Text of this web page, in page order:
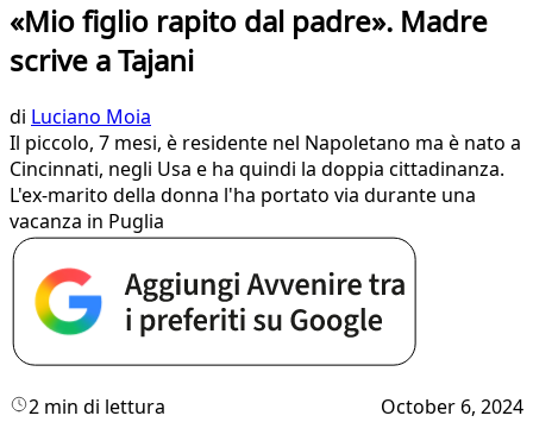
«Mio figlio rapito dal padre». Madre
scrive a Tajani
di Luciano Moia
Il piccolo, 7 mesi, è residente nel Napoletano ma è nato a
Cincinnati, negli Usa e ha quindi la doppia cittadinanza.
L'ex-marito della donna l'ha portato via durante una
vacanza in Puglia
2 min di lettura October 6, 2024